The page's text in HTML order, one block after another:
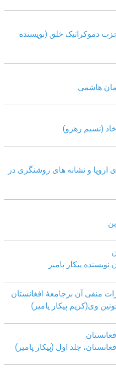
دموکراتیک خلق (نویسنده
هاشمی
(نسیم رهرو)
و نشانه های روشنگری در
پیکار پامیر
منفی آن برجامعۀ افغانستان
وی(کریم پیکار پامیر)
جلد اول (پیکار پامیر)